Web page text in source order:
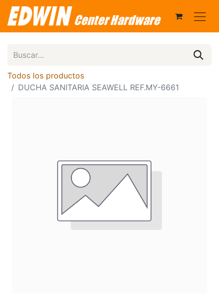
Todos los productos
DUCHA SANITARIA SEAWELL REF.MY-6661